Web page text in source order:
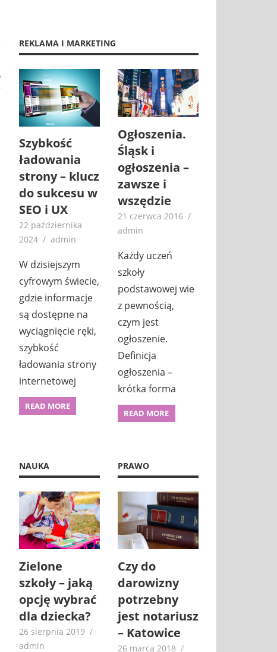
REKLAMA I MARKETING
Szybkość
ładowania
strony – klucz
do sukcesu w
SEO i UX
22 października
2024
admin
W dzisiejszym
cyfrowym świecie,
gdzie informacje
są dostępne na
wyciągnięcie ręki,
szybkość
ładowania strony
internetowej
READ MORE
Ogłoszenia.
Śląsk i
ogłoszenia –
zawsze i
wszędzie
21 czerwca 2016
admin
Każdy uczeń
szkoły
podstawowej wie
z pewnością,
czym jest
ogłoszenie.
Definicja
ogłoszenia –
krótka forma
READ MORE
NAUKA
Zielone
szkoły – jaką
opcję wybrać
dla dziecka?
26 sierpnia 2019
admin
PRAWO
Czy do
darowizny
potrzebny
jest notariusz
– Katowice
26 marca 2018